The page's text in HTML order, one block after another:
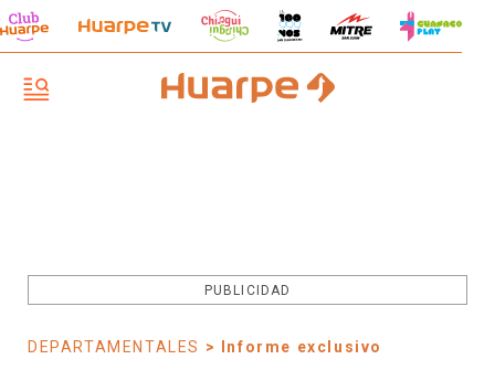
PUBLICIDAD
DEPARTAMENTALES > Informe exclusivo